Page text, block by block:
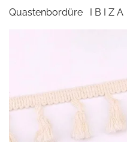
Quastenbordüre I B I Z A